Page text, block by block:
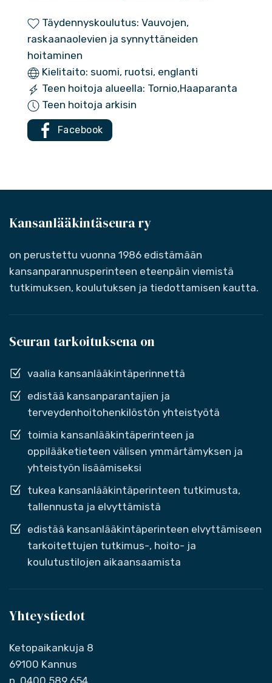
Täydennyskoulutus: Vauvojen,
raskaanaolevien ja synnyttäneiden
hoitaminen
Kielitaito: suomi, ruotsi, englanti
Teen hoitoja alueella: Tornio,Haaparanta
Teen hoitoja arkisin
Facebook
Kansanlääkintäseura ry
on perustettu vuonna 1986 edistämään
kansanparannusperinteen eteenpäin viemistä
tutkimuksen, koulutuksen ja tiedottamisen kautta.
Seuran tarkoituksena on
vaalia kansanlääkintäperinnettä
edistää kansanparantajien ja
terveydenhoitohenkilöstön yhteistyötä
toimia kansanlääkintäperinteen ja
oppilääketieteen välisen ymmärtämyksen ja
yhteistyön lisäämiseksi
tukea kansanlääkintäperinteen tutkimusta,
tallennusta ja elvyttämistä
edistää kansanlääkintäperinteen elvyttämiseen
tarkoitettujen tutkimus-, hoito- ja
koulutustilojen aikaansaamista
Yhteystiedot
Ketopaikankuja 8
69100 Kannus
p. 0400 589 654